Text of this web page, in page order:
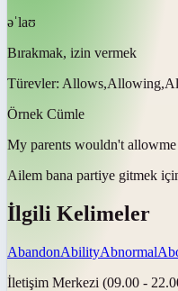
əˈlaʊ
Bırakmak, izin vermek
Türevler:
Örnek Cümle
My parents wouldn't allow
Ailem bana partiye gitmek
İlgili Kelimeler
AbandonAbilityAbnormal
İletişim Merkezi (09.00 -